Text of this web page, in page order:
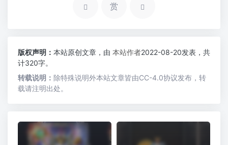
赏
版权声明： 本站原创文章，由 本站作者2022-08-20发表，共
计320字。
转载说明： 除特殊说明外本站文章皆由CC-4.0协议发布，转
载请注明出处。